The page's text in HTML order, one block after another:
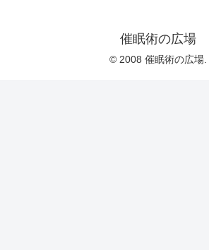
催眠術の広場
© 2008 催眠術の広場.